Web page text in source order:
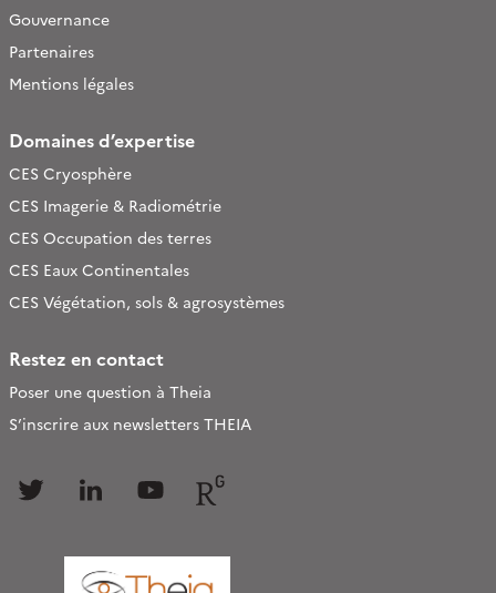
Gouvernance
Partenaires
Mentions légales
Domaines d’expertise
CES Cryosphère
CES Imagerie & Radiométrie
CES Occupation des terres
CES Eaux Continentales
CES Végétation, sols & agrosystèmes
Restez en contact
Poser une question à Theia
S’inscrire aux newsletters THEIA
Follow Follow